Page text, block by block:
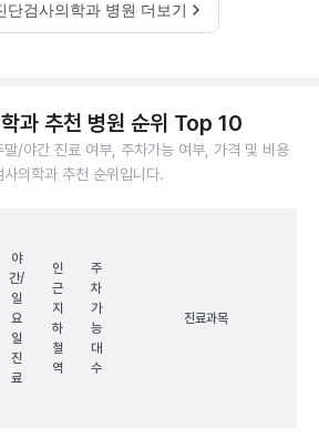
단검사의학과 병원 더보기
과 추천 병원 순위 Top 10
말/야간 진료 여부, 주차가능 여부, 가격 및 비용
의학과 추천 순위입니다.
야
간/
일
요
일
진
료
인
근
지
하
철
역
주
차
가
능
대
수
진료과목